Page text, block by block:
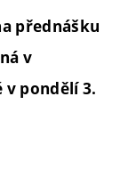
přednášku
v
v pondělí 3.